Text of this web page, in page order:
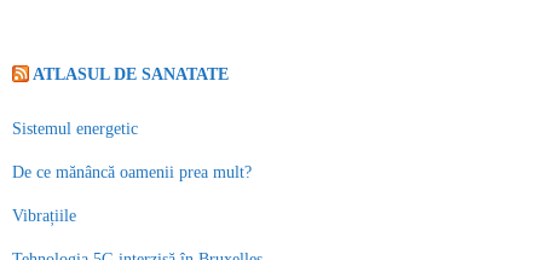
ATLASUL DE SANATATE
Sistemul energetic
De ce mănâncă oamenii prea mult?
Vibrațiile